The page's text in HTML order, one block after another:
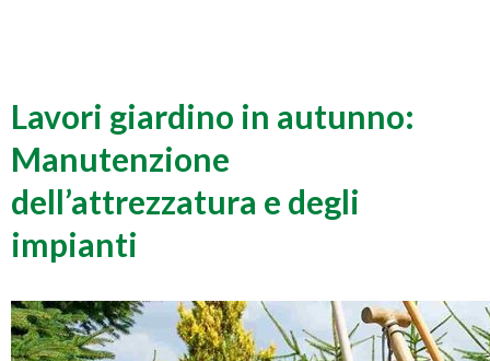
Lavori giardino in autunno:
Manutenzione
dell’attrezzatura e degli
impianti